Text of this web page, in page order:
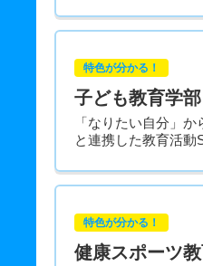
特色が分かる！
子ども教育学部
「なりたい自分」
と連携した教育活
特色が分かる！
健康スポーツ